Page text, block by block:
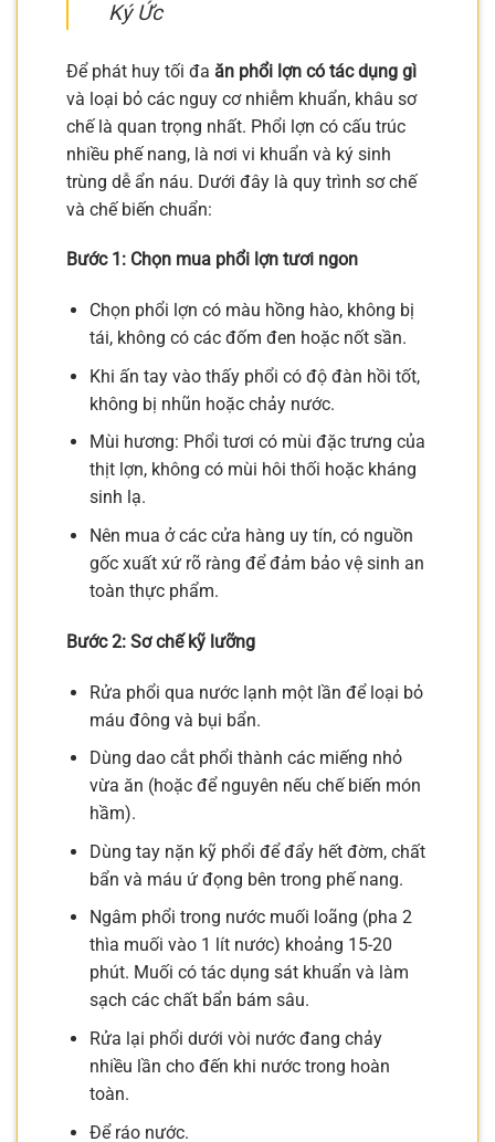
Ký Ức
Để phát huy tối đa ăn phổi lợn có tác dụng gì
và loại bỏ các nguy cơ nhiễm khuẩn, khâu sơ
chế là quan trọng nhất. Phổi lợn có cấu trúc
nhiều phế nang, là nơi vi khuẩn và ký sinh
trùng dễ ẩn náu. Dưới đây là quy trình sơ chế
và chế biến chuẩn:
Bước 1: Chọn mua phổi lợn tươi ngon
Chọn phổi lợn có màu hồng hào, không bị
tái, không có các đốm đen hoặc nốt sần.
Khi ấn tay vào thấy phổi có độ đàn hồi tốt,
không bị nhũn hoặc chảy nước.
Mùi hương: Phổi tươi có mùi đặc trưng của
thịt lợn, không có mùi hôi thối hoặc kháng
sinh lạ.
Nên mua ở các cửa hàng uy tín, có nguồn
gốc xuất xứ rõ ràng để đảm bảo vệ sinh an
toàn thực phẩm.
Bước 2: Sơ chế kỹ lưỡng
Rửa phổi qua nước lạnh một lần để loại bỏ
máu đông và bụi bẩn.
Dùng dao cắt phổi thành các miếng nhỏ
vừa ăn (hoặc để nguyên nếu chế biến món
hầm).
Dùng tay nặn kỹ phổi để đẩy hết đờm, chất
bẩn và máu ứ đọng bên trong phế nang.
Ngâm phổi trong nước muối loãng (pha 2
thìa muối vào 1 lít nước) khoảng 15-20
phút. Muối có tác dụng sát khuẩn và làm
sạch các chất bẩn bám sâu.
Rửa lại phổi dưới vòi nước đang chảy
nhiều lần cho đến khi nước trong hoàn
toàn.
Để ráo nước.